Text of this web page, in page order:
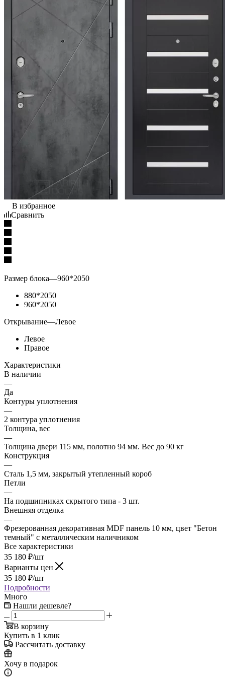
В избранное
Сравнить
Размер блока—960*2050
880*2050
960*2050
Открывание—Левое
Левое
Правое
Характеристики
В наличии
—
Да
Контуры уплотнения
—
2 контура уплотнения
Толщина, вес
—
Толщина двери 115 мм, полотно 94 мм. Вес до 90 кг
Конструкция
—
Сталь 1,5 мм, закрытый утепленный короб
Петли
—
На подшипниках скрытого типа - 3 шт.
Внешняя отделка
—
Фрезерованная декоративная MDF панель 10 мм, цвет "Бетон
темный" с металлическим наличником
Все характеристики
35 180 ₽/шт
Варианты цен
35 180 ₽/шт
Подробности
Много
Нашли дешевле?
В корзину
Купить в 1 клик
Рассчитать доставку
Хочу в подарок